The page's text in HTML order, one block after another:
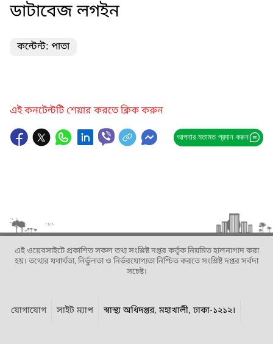
ডাটাবেজ লগইন
কন্টেন্ট: পাতা
এই কনটেন্টটি শেয়ার করতে ক্লিক করুন
আপনার মতামত প্রদান করুন
এই ওয়েবসাইটে প্রকাশিত সকল তথ্য সংশ্লিষ্ট দপ্তর কর্তৃক নিয়মিত হালনাগাদ করা
হয়। তথ্যের যথার্থতা, নির্ভুলতা ও নির্ভরযোগ্যতা নিশ্চিত করতে সংশ্লিষ্ট দপ্তর সর্বদা
সচেষ্ট।
যোগাযোগ সাইট ম্যাপ স্বাস্থ্য অধিদপ্তর, মহাখালী, ঢাকা-১২১২।